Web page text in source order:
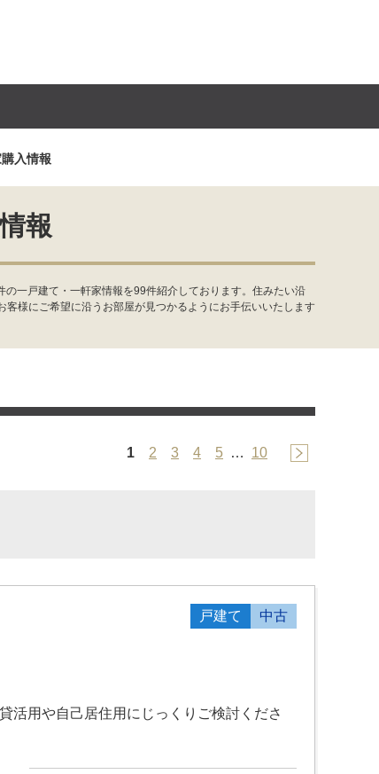
入情報
報
一戸建て・一軒家情報を99件紹介しております。住みたい沿
様にご希望に沿うお部屋が見つかるようにお手伝いいたします
1 2 3 4 5 … 10
戸建て 中古
活用や自己居住用にじっくりご検討くださ